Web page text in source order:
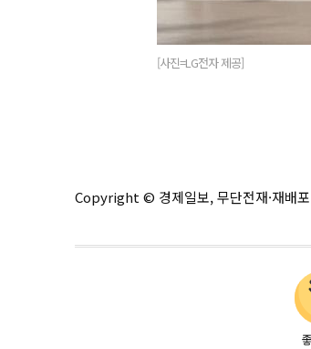
[사진=LG전자 제공]
Copyright © 경제일보, 무단전재·재배포